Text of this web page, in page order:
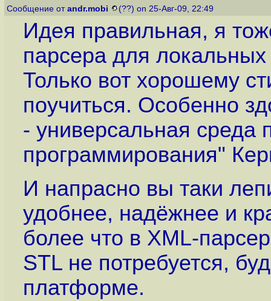
Сообщение от andr.mobi (??) on 25-Авг-09, 22:49
Идея правильная, я
парсера для
Только вот хорошему
поучиться. Особенно
- универсальная среда
программирования"
И напрасно вы таки
удобнее, надёжнее и
более что в XML-
STL не потребуется,
платформе.